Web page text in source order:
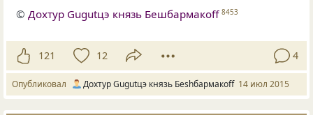
© Дохтур Gugutцэ князь Бешбармакоff 8453
121 12 4
Опубликовал Дохтур Gugutцэ князь Беshбармакоff 14 июл 2015